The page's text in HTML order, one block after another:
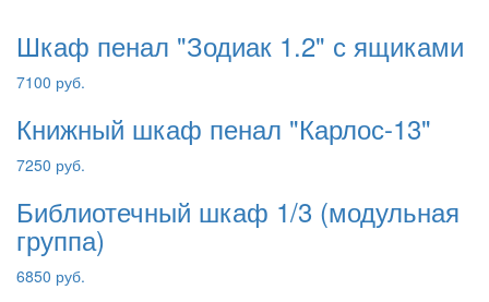
Шкаф пенал "Зодиак 1.2" с ящиками
7100 руб.
Книжный шкаф пенал "Карлос-13"
7250 руб.
Библиотечный шкаф 1/3 (модульная
группа)
6850 руб.